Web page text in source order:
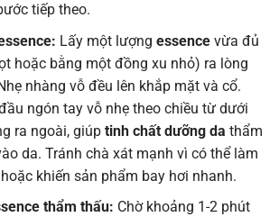
tiếp theo.
Lấy một lượng essencevừa đủ
hoặc bằng một đồng xu nhỏ) ra lòng
nhàng vỗ đều lên khắp mặt và cổ.
ngón tay vỗ nhẹ theo chiều từ dưới
ra ngoài, giúp tinh chất dưỡng da thẩm
da. Tránh chà xát mạnh vì có thể làm
khiến sản phẩm bay hơi nhanh.
thẩm thấu: Chờ khoảng 1-2 phút